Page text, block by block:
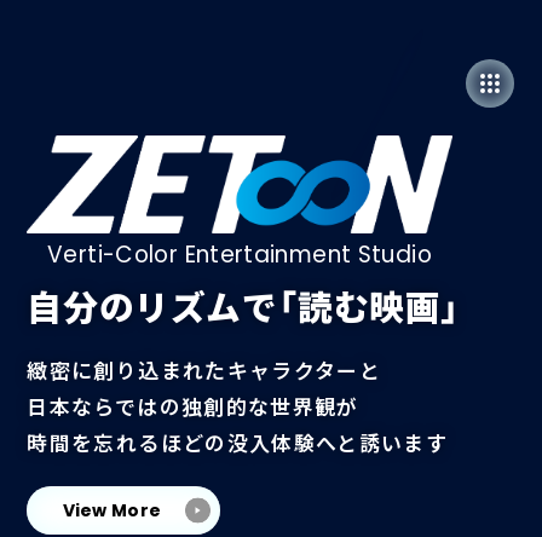
Verti-Color Entertainment Studio
自分のリズムで「読む映画」
緻密に創り込まれたキャラクターと
日本ならではの独創的な世界観が
時間を忘れるほどの没入体験へと誘います
View More